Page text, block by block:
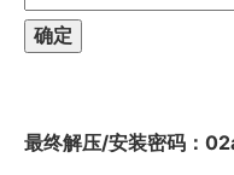
最终解压/安装密码 ：